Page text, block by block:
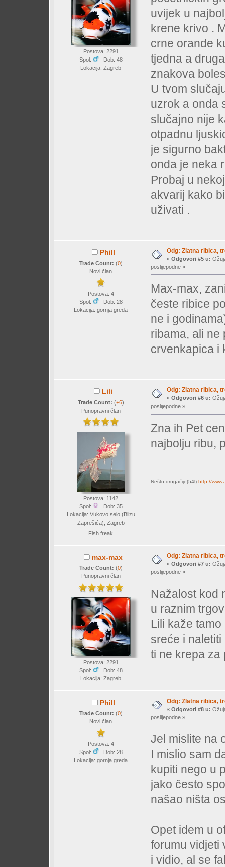
Postova: 2291
Spol:
Dob: 48
Lokacija: Zagreb
uvijek u
krene krivo .
crne orande
tjedna a
znakova
U tvom
uzrok a onda
slučajno nije
otpadnu
je sigurno
onda je neka
Probaj u
akvarij kako
uživati .
Phill
Trade Count: (0)
Novi član
Postova: 4
Spol:
Dob: 28
Lokacija: gornja greda
Odg: Zlatna ribica,
« Odgovori #5 u:
poslijepodne »
Max-max,
česte ribice
ne i
ribama, ali ne
crvenkapica i
Lili
Trade Count: (+6)
Punopravni član
Postova: 1142
Spol:
Dob: 35
Lokacija: Vukovo selo (Blizu
Zaprešića), Zagreb
Fish freak
Odg: Zlatna ribica,
« Odgovori #6 u:
poslijepodne »
Zna ih Pet
najbolju ribu,
Nešto drugačije(54l) http://
max-max
Trade Count: (0)
Punopravni član
Postova: 2291
Spol:
Dob: 48
Lokacija: Zagreb
Odg: Zlatna ribica,
« Odgovori #7 u:
poslijepodne »
Nažalost kod
u raznim
Lili kaže
sreće i
ti ne krepa za
Phill
Trade Count: (0)
Novi član
Postova: 4
Spol:
Dob: 28
Lokacija: gornja greda
Odg: Zlatna ribica,
« Odgovori #8 u:
poslijepodne »
Jel mislite na
I mislio sam
kupiti nego u
jako često
našao ništa
Opet idem u
forumu vidjeti
i vidio, al se